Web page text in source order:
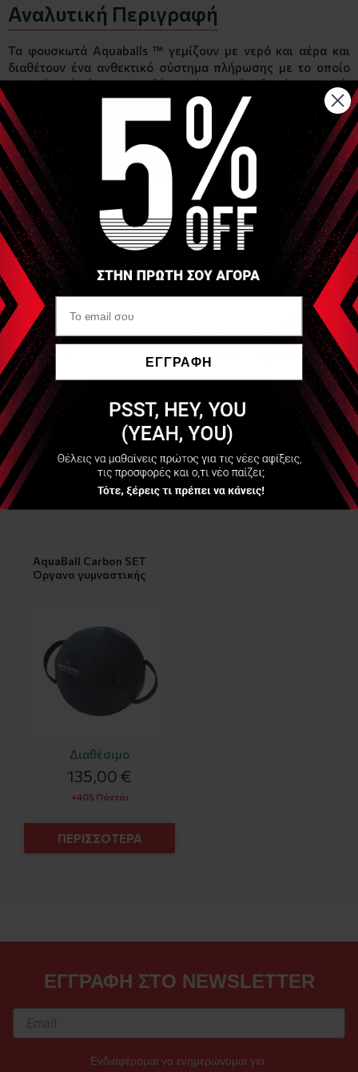
Αναλυτική Περιγραφή
Τα φουσκωτά Aquaballs ™ γεμίζουν με νερό και αέρα και
διαθέτουν ένα ανθεκτικό σύστημα πλήρωσης με το οποίο
μπορείτε εύκολα να προσθέσετε ή να απελευθερώσετε νερό.
Λιγότερο νερό σημαίνει ένα ελαφρύτερο, αλλά λιγότερο
σταθερό προϊόν κατάλληλο για προπόνηση σταθερότητας
στο σπίτι ή στην ύπαιθρο, περισσότερο νερό βαρύτερο, πιο
σταθερό προϊόν ιδανικό για προπόνηση αντοχής.
Από την medicineball έως τις ασκήσεις kettlebell, όλα είναι
δυνατά με το Aquaball ™ αφού οι λαβές του σου επιτρέπουν
μια πληθώρα ασκήσεων.
Είδες Πρόσφατα
AquaBall Carbon SET
Όργανο γυμναστικής
Διαθέσιμο
135,00 €
+405 Πόντοι
ΠΕΡΙΣΣΟΤΕΡΑ
ΕΓΓΡΑΦΗ ΣΤΟ NEWSLETTER
Ενδιαφέρομαι να ενημερώνομαι για:
ΕΓΓΡΑΦΗ